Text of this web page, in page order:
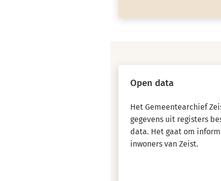
Open data
Het Gemeentearchief
gegevens uit registers
data. Het gaat om
inwoners van Zeist.